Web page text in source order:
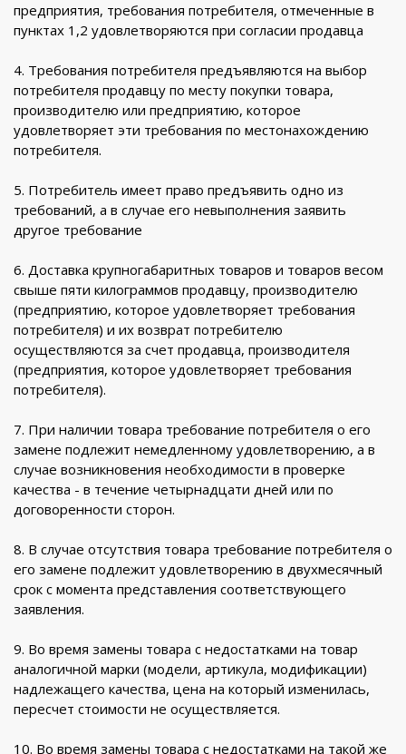
предприятия, требования потребителя, отмеченные в
пунктах 1,2 удовлетворяются при согласии продавца
4. Требования потребителя предъявляются на выбор
потребителя продавцу по месту покупки товара,
производителю или предприятию, которое
удовлетворяет эти требования по местонахождению
потребителя.
5. Потребитель имеет право предъявить одно из
требований, а в случае его невыполнения заявить
другое требование
6. Доставка крупногабаритных товаров и товаров весом
свыше пяти килограммов продавцу, производителю
(предприятию, которое удовлетворяет требования
потребителя) и их возврат потребителю
осуществляются за счет продавца, производителя
(предприятия, которое удовлетворяет требования
потребителя).
7. При наличии товара требование потребителя о его
замене подлежит немедленному удовлетворению, а в
случае возникновения необходимости в проверке
качества - в течение четырнадцати дней или по
договоренности сторон.
8. В случае отсутствия товара требование потребителя о
его замене подлежит удовлетворению в двухмесячный
срок с момента представления соответствующего
заявления.
9. Во время замены товара с недостатками на товар
аналогичной марки (модели, артикула, модификации)
надлежащего качества, цена на который изменилась,
пересчет стоимости не осуществляется.
10. Во время замены товара с недостатками на такой же